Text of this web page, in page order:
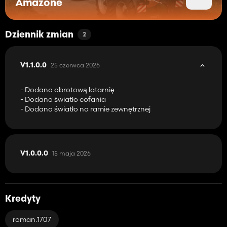
Amazone
Dziennik zmian 2
V1.1.0.0 25 czerwca 2026
- Dodano obrotową latarnię
- Dodano światło cofania
- Dodano światło na ramie zewnętrznej
V1.0.0.0 15 maja 2026
Kredyty
roman.1707